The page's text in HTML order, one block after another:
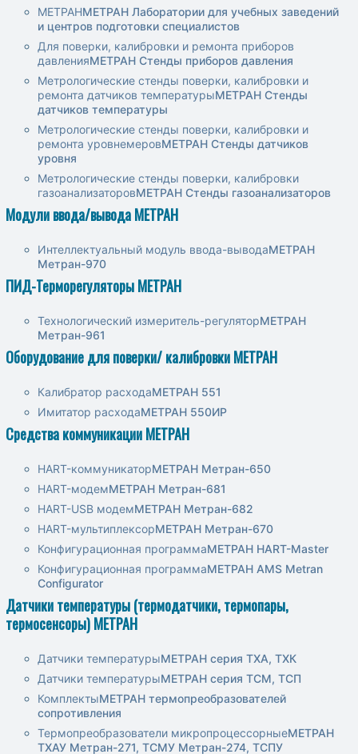
МЕТРАНМЕТРАН Лаборатории для учебных заведений
и центров подготовки специалистов
для поверки, калибровки и ремонта приборов
давленияМЕТРАН Стенды приборов давления
Метрологические стенды поверки, калибровки и
ремонта датчиков температурыМЕТРАН Стенды
датчиков температуры
Метрологические стенды поверки, калибровки и
ремонта уровнемеровМЕТРАН Cтенды датчиков
уровня
Метрологические стенды поверки, калибровки
газоанализаторовМЕТРАН Стенды газоанализаторов
Модули ввода/вывода МЕТРАН
Интеллектуальный модуль ввода-выводаМЕТРАН
Метран-970
ПИД-Терморегуляторы МЕТРАН
Технологический измеритель-регуляторМЕТРАН
Метран-961
Оборудование для поверки/ калибровки МЕТРАН
Калибратор расходаМЕТРАН 551
Имитатор расходаМЕТРАН 550ИР
Средства коммуникации МЕТРАН
HART-коммуникаторМЕТРАН Метран-650
HART-модемМЕТРАН Метран-681
HART-USB модемМЕТРАН Метран-682
HART-мультиплексорМЕТРАН Метран-670
Конфигурационная программаМЕТРАН HART-Master
Конфигурационная программаМЕТРАН AMS Metran
Configurator
Датчики температуры (термодатчики, термопары,
термосенсоры) МЕТРАН
Датчики температурыМЕТРАН серия ТХА, ТХК
Датчики температурыМЕТРАН серия ТСМ, ТСП
КомплектыМЕТРАН термопреобразователей
сопротивления
Термопреобразователи микропроцессорныеМЕТРАН
ТХАУ Метран-271, ТСМУ Метран-274, ТСПУ